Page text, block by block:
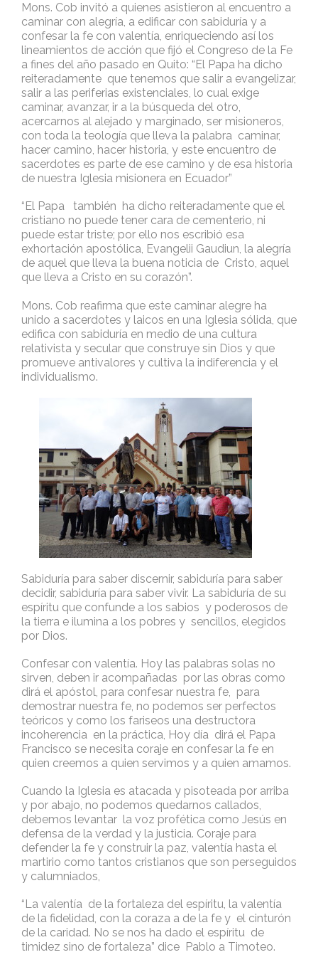
Mons. Cob invitó a quienes asistieron al encuentro a
caminar con alegría, a edificar con sabiduría y a
confesar la fe con valentía, enriqueciendo así los
lineamientos de acción que fijó el Congreso de la Fe
a fines del año pasado en Quito: “El Papa ha dicho
reiteradamente que tenemos que salir a evangelizar,
salir a las periferias existenciales, lo cual exige
caminar, avanzar, ir a la búsqueda del otro,
acercarnos al alejado y marginado, ser misioneros,
con toda la teología que lleva la palabra caminar,
hacer camino, hacer historia, y este encuentro de
sacerdotes es parte de ese camino y de esa historia
de nuestra Iglesia misionera en Ecuador”
“El Papa también ha dicho reiteradamente que el
cristiano no puede tener cara de cementerio, ni
puede estar triste; por ello nos escribió esa
exhortación apostólica, Evangelii Gaudiun, la alegría
de aquel que lleva la buena noticia de Cristo, aquel
que lleva a Cristo en su corazón”.
Mons. Cob reafirma que este caminar alegre ha
unido a sacerdotes y laicos en una Iglesia sólida, que
edifica con sabiduría en medio de una cultura
relativista y secular que construye sin Dios y que
promueve antivalores y cultiva la indiferencia y el
individualismo.
Sabiduría para saber discernir, sabiduría para saber
decidir, sabiduría para saber vivir. La sabiduría de su
espíritu que confunde a los sabios y poderosos de
la tierra e ilumina a los pobres y sencillos, elegidos
por Dios.
Confesar con valentía. Hoy las palabras solas no
sirven, deben ir acompañadas por las obras como
dirá el apóstol, para confesar nuestra fe, para
demostrar nuestra fe, no podemos ser perfectos
teóricos y como los fariseos una destructora
incoherencia en la práctica, Hoy día dirá el Papa
Francisco se necesita coraje en confesar la fe en
quien creemos a quien servimos y a quien amamos.
Cuando la Iglesia es atacada y pisoteada por arriba
y por abajo, no podemos quedarnos callados,
debemos levantar la voz profética como Jesús en
defensa de la verdad y la justicia. Coraje para
defender la fe y construir la paz, valentía hasta el
martirio como tantos cristianos que son perseguidos
y calumniados,
“La valentía de la fortaleza del espíritu, la valentía
de la fidelidad, con la coraza a de la fe y el cinturón
de la caridad. No se nos ha dado el espíritu de
timidez sino de fortaleza” dice Pablo a Timoteo.